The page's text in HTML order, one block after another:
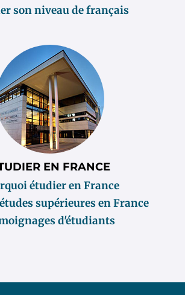
son niveau de français
EN FRANCE
étudier en France
supérieures en France
d'étudiants